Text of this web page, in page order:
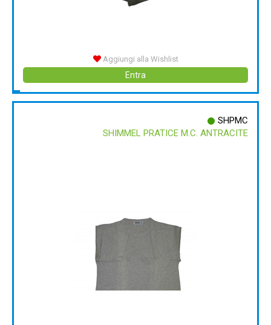
Aggiungi alla Wishlist
Entra
SHPMC
SHIMMEL PRATICE M.C. ANTRACITE